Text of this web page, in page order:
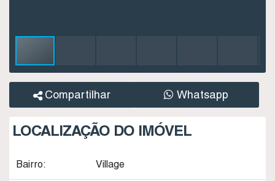
Compartilhar Whatsapp
LOCALIZAÇÃO DO IMÓVEL
Bairro: Village